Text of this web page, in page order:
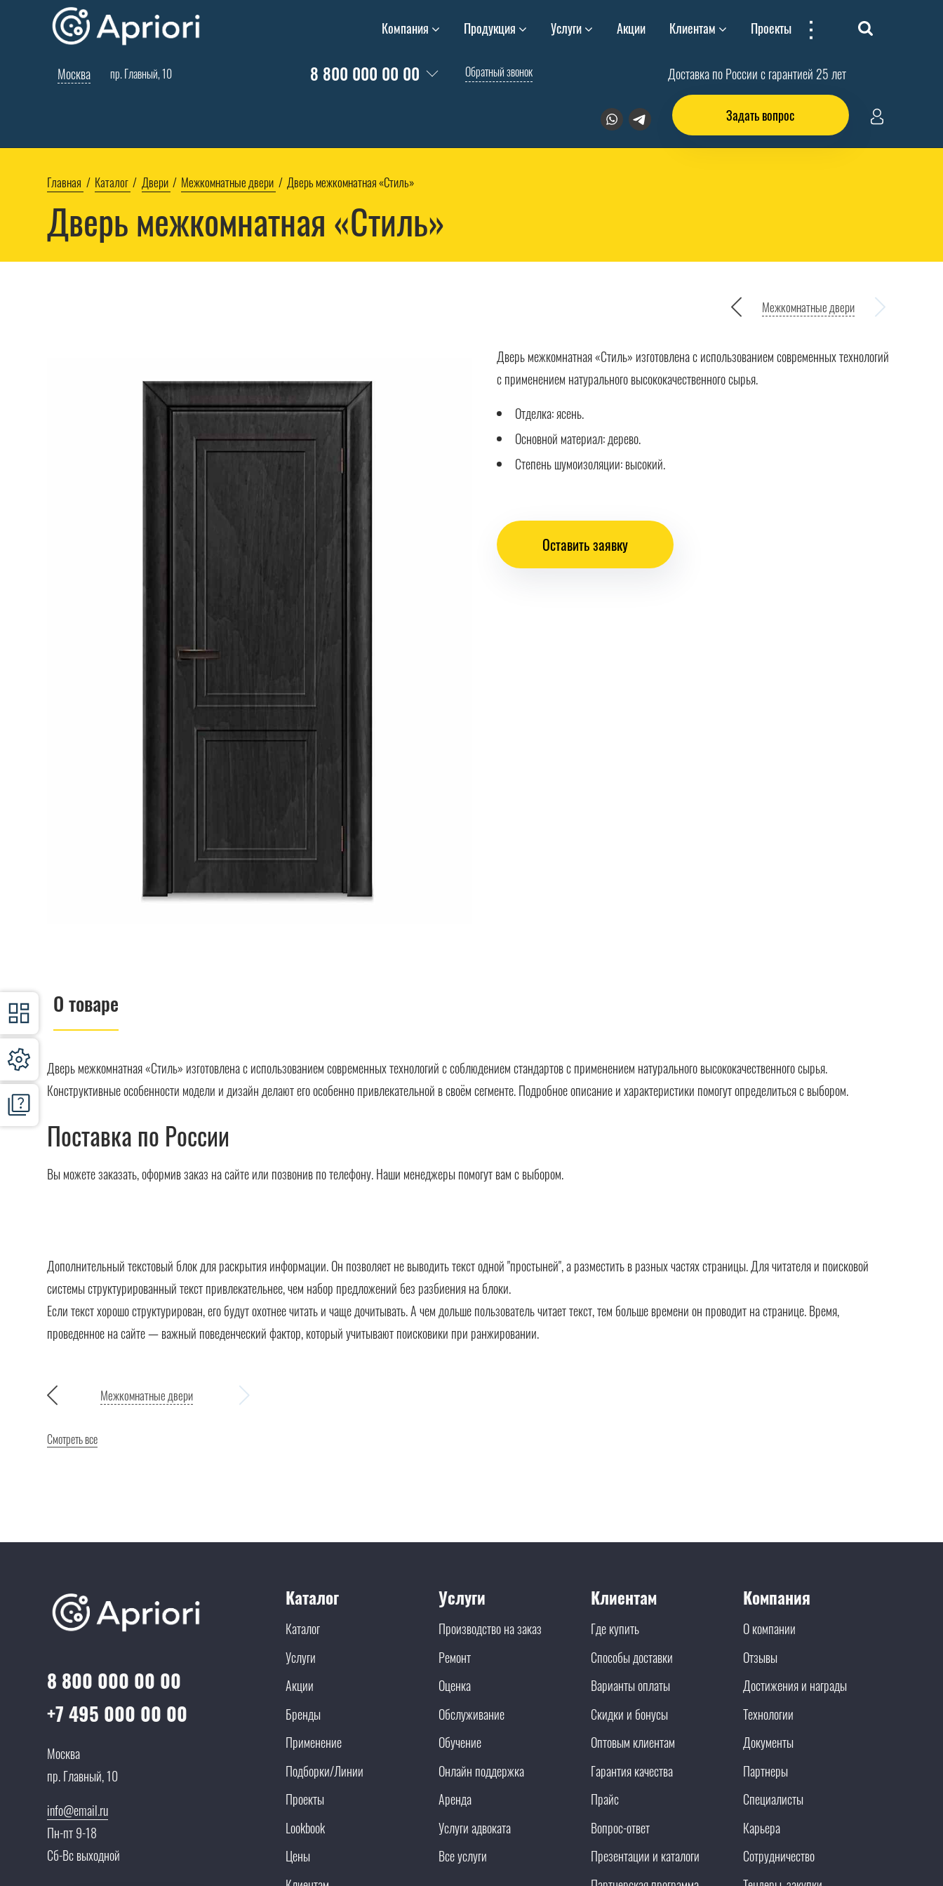
Компания Продукция Услуги Акции Клиентам Проекты ...
Москва пр. Главный, 10 8 800 000 00 00 Обратный звонок Доставка по России с гарантией 25 лет
Задать вопрос
Главная Каталог Двери Межкомнатные двери Дверь межкомнатная «Стиль»
Дверь межкомнатная «Стиль»
Межкомнатные двери
Дверь межкомнатная «Стиль» изготовлена с использованием современных технологий
с применением натурального высококачественного сырья.
Отделка: ясень.
Основной материал: дерево.
Степень шумоизоляции: высокий.
Оставить заявку
О товаре
Дверь межкомнатная «Стиль» изготовлена с использованием современных технологий с соблюдением стандартов с применением натурального высококачественного сырья.
Конструктивные особенности модели и дизайн делают его особенно привлекательной в своём сегменте. Подробное описание и характеристики помогут определиться с выбором.
Поставка по России
Вы можете заказать, оформив заказ на сайте или позвонив по телефону. Наши менеджеры помогут вам с выбором.
Дополнительный текстовый блок для раскрытия информации. Он позволяет не выводить текст одной "простыней", а разместить в разных частях страницы. Для читателя и поисковой
системы структурированный текст привлекательнее, чем набор предложений без разбиения на блоки.
Если текст хорошо структурирован, его будут охотнее читать и чаще дочитывать. А чем дольше пользователь читает текст, тем больше времени он проводит на странице. Время,
проведенное на сайте — важный поведенческий фактор, который учитывают поисковики при ранжировании.
Межкомнатные двери
Смотреть все
8 800 000 00 00
+7 495 000 00 00
Москва
пр. Главный, 10
info@email.ru
Пн-пт 9-18
Сб-Вс выходной
Каталог
Каталог
Услуги
Акции
Бренды
Применение
Подборки/Линии
Проекты
Lookbook
Цены
Услуги
Производство на заказ
Ремонт
Оценка
Обслуживание
Обучение
Онлайн поддержка
Аренда
Услуги адвоката
Все услуги
Клиентам
Где купить
Способы доставки
Варианты оплаты
Скидки и бонусы
Оптовым клиентам
Гарантия качества
Прайс
Вопрос-ответ
Презентации и каталоги
Компания
О компании
Отзывы
Достижения и награды
Технологии
Документы
Партнеры
Специалисты
Карьера
Сотрудничество